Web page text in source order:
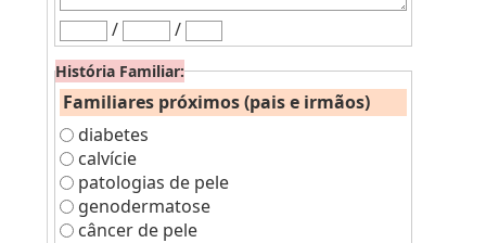
/ /
História Familiar:
Familiares próximos (pais e irmãos)
diabetes
calvície
patologias de pele
genodermatose
câncer de pele